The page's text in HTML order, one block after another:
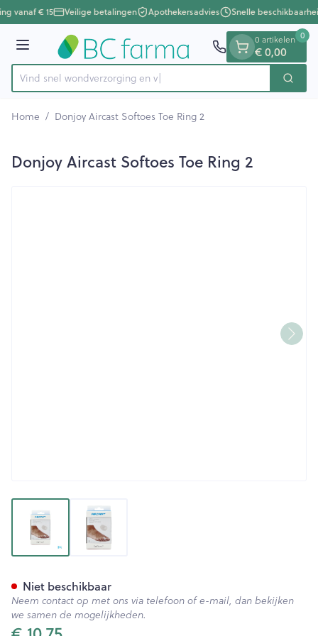
Ga naar de inhoud
1 van 1
vanaf € 15 Veilige betalingen Apothekersadvies Snelle
Menu
Product, merk, categorie...
Vind snel wondverzorg Zoek
0 artikelen
€ 0,00
0
Home / Donjoy Aircast Softoes Toe Ring 2
Donjoy Aircast Softoes Toe Ring 2
View larger imageView larger image
Niet beschikbaar
Neem contact op met ons via telefoon of e-mail, dan bekijken
we samen de mogelijkheden.